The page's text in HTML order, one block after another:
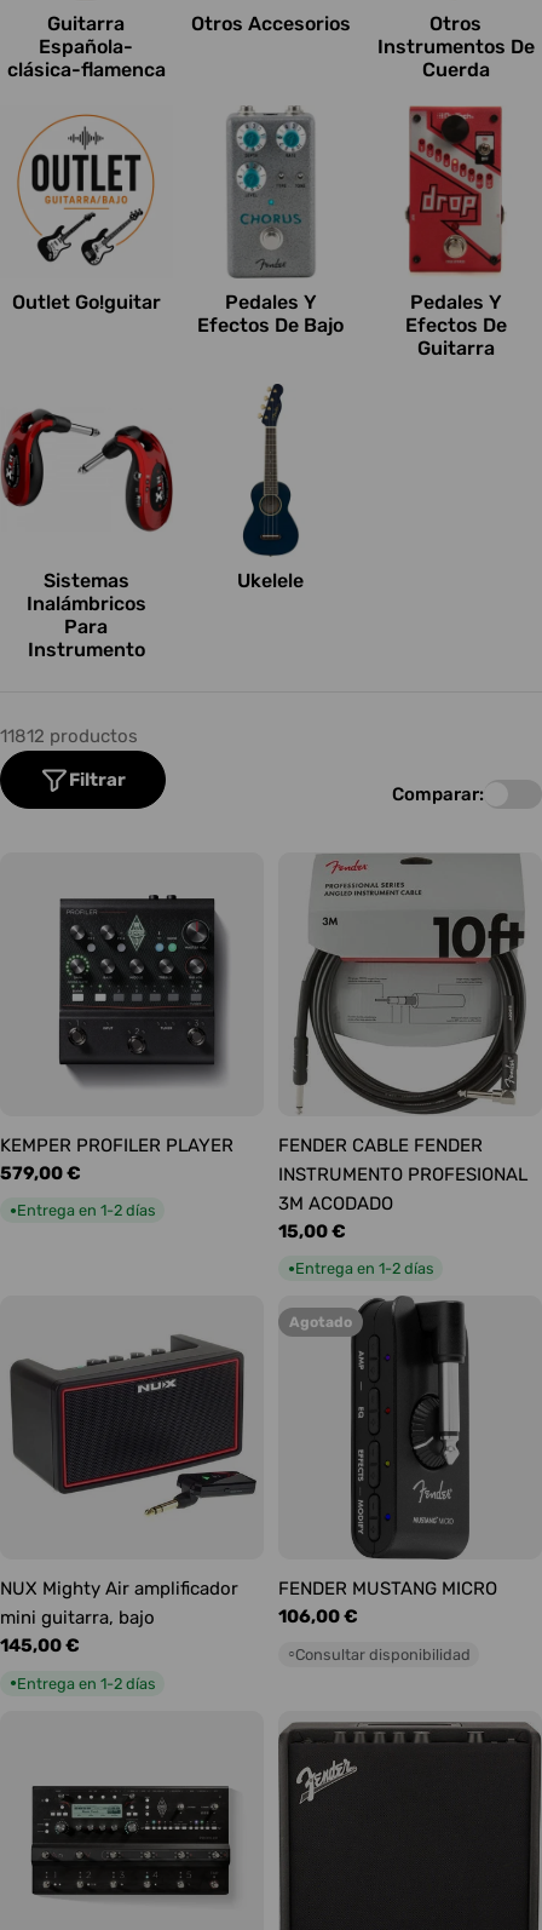
Guitarra
Española-
clásica-flamenca
Otros Accesorios
Otros
Instrumentos De
Cuerda
Outlet Go!guitar
Pedales Y
Efectos De Bajo
Pedales Y
Efectos De
Guitarra
Sistemas
Inalámbricos
Para
Instrumento
Ukelele
11812 productos
Filtrar
Comparar:
KEMPER PROFILER PLAYER
Precio
habitual
579,00 €
●Entrega en 1-2 días
FENDER CABLE FENDER
INSTRUMENTO PROFESIONAL
3M ACODADO
Precio
habitual
15,00 €
●Entrega en 1-2 días
NUX Mighty Air amplificador
mini guitarra, bajo
Precio
145,00 €
●Entrega en 1-2 días
Agotado
FENDER MUSTANG MICRO
Precio
106,00 €
○Consultar disponibilidad